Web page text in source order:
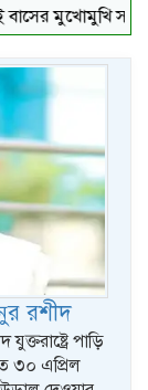
সংঘর্ষে ৮ জন
রশীদ
পাড়ি
৩০ এপ্রিল